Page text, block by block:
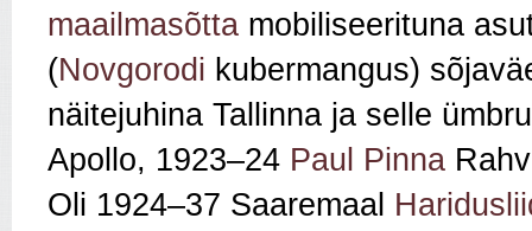
maailmasõtta mobiliseerituna
(Novgorodi kubermangus)
näitejuhina Tallinna ja selle
Apollo, 1923–24 Paul Pinna
Oli 1924–37 Saaremaal